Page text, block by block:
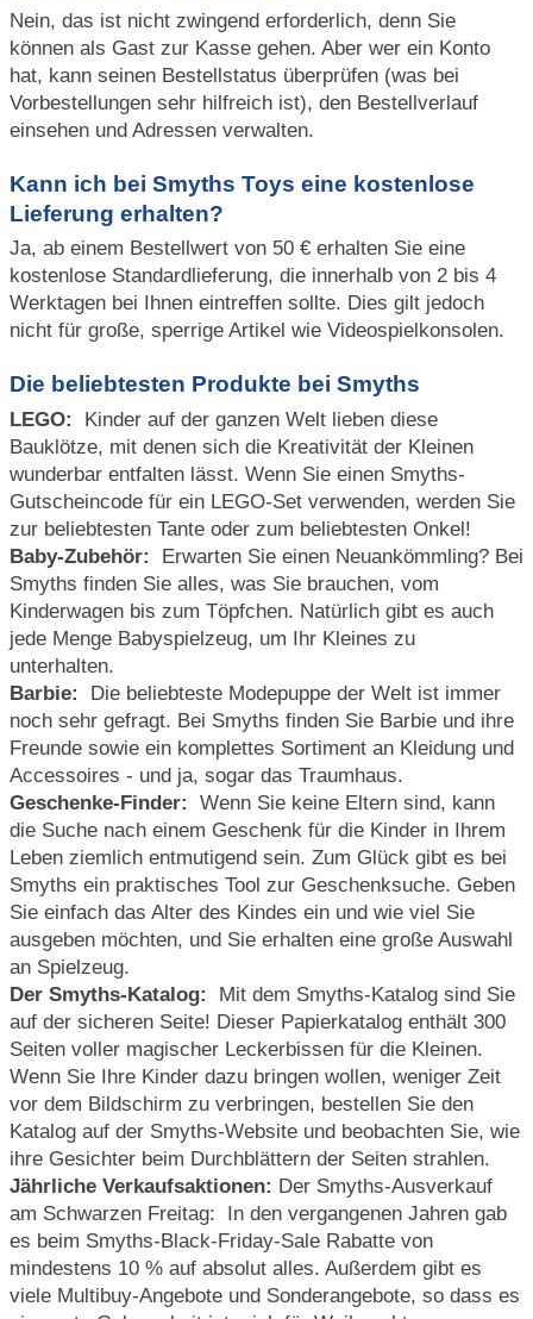
Nein, das ist nicht zwingend erforderlich, denn Sie
können als Gast zur Kasse gehen. Aber wer ein Konto
hat, kann seinen Bestellstatus überprüfen (was bei
Vorbestellungen sehr hilfreich ist), den Bestellverlauf
einsehen und Adressen verwalten.
Kann ich bei Smyths Toys eine kostenlose
Lieferung erhalten?
Ja, ab einem Bestellwert von 50 € erhalten Sie eine
kostenlose Standardlieferung, die innerhalb von 2 bis 4
Werktagen bei Ihnen eintreffen sollte. Dies gilt jedoch
nicht für große, sperrige Artikel wie Videospielkonsolen.
Die beliebtesten Produkte bei Smyths
LEGO: Kinder auf der ganzen Welt lieben diese
Bauklötze, mit denen sich die Kreativität der Kleinen
wunderbar entfalten lässt. Wenn Sie einen Smyths-
Gutscheincode für ein LEGO-Set verwenden, werden Sie
zur beliebtesten Tante oder zum beliebtesten Onkel!
Baby-Zubehör:
Erwarten Sie einen Neuankömmling? Bei
Smyths finden Sie alles, was Sie brauchen, vom
Kinderwagen bis zum Töpfchen. Natürlich gibt es auch
jede Menge Babyspielzeug, um Ihr Kleines zu
unterhalten.
Barbie: Die beliebteste Modepuppe der Welt ist immer
noch sehr gefragt. Bei Smyths finden Sie Barbie und ihre
Freunde sowie ein komplettes Sortiment an Kleidung und
Accessoires - und ja, sogar das Traumhaus.
Geschenke-Finder: Wenn Sie keine Eltern sind, kann
die Suche nach einem Geschenk für die Kinder in Ihrem
Leben ziemlich entmutigend sein. Zum Glück gibt es bei
Smyths ein praktisches Tool zur Geschenksuche. Geben
Sie einfach das Alter des Kindes ein und wie viel Sie
ausgeben möchten, und Sie erhalten eine große Auswahl
an Spielzeug.
Der Smyths-Katalog: Mit dem Smyths-Katalog sind Sie
auf der sicheren Seite! Dieser Papierkatalog enthält 300
Seiten voller magischer Leckerbissen für die Kleinen.
Wenn Sie Ihre Kinder dazu bringen wollen, weniger Zeit
vor dem Bildschirm zu verbringen, bestellen Sie den
Katalog auf der Smyths-Website und beobachten Sie, wie
ihre Gesichter beim Durchblättern der Seiten strahlen.
Jährliche Verkaufsaktionen: Der Smyths-Ausverkauf
am Schwarzen Freitag: In den vergangenen Jahren gab
es beim Smyths-Black-Friday-Sale Rabatte von
mindestens 10 % auf absolut alles. Außerdem gibt es
viele Multibuy-Angebote und Sonderangebote, so dass es